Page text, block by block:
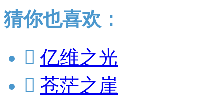
猜你也喜欢：
 亿维之光
 苍茫之崖